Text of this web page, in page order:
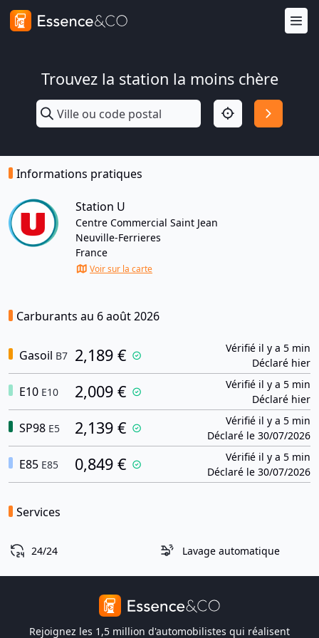
Trouvez la station la moins chère
Informations pratiques
Station U
Centre Commercial Saint Jean
Neuville-Ferrieres
France
Voir sur la carte
Carburants au 6 août 2026
Gasoil B7 2,189 €
Vérifié il y a 5 min
Déclaré hier
E10 E10 2,009 €
Vérifié il y a 5 min
Déclaré hier
SP98 E5 2,139 €
Vérifié il y a 5 min
Déclaré le 30/07/2026
E85 E85 0,849 €
Vérifié il y a 5 min
Déclaré le 30/07/2026
Services
24/24 Lavage automatique
Rejoignez les 1,5 million d'automobilistes qui réalisent